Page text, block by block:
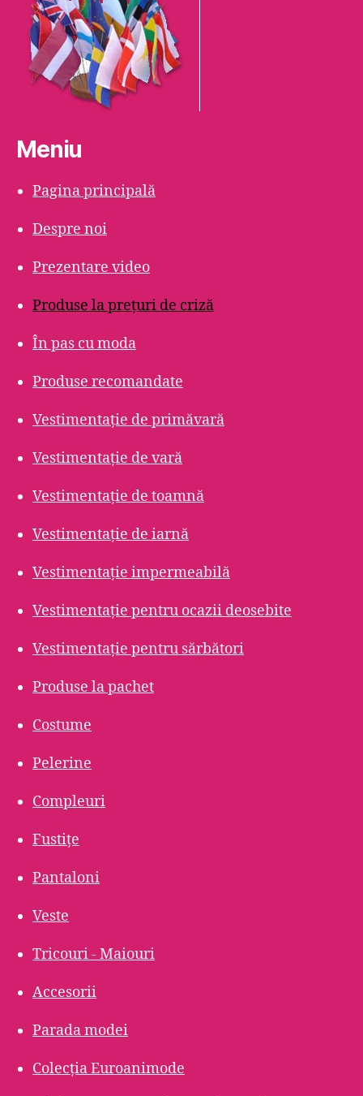
Meniu
Pagina principală
Despre noi
Prezentare video
Produse la prețuri de criză
În pas cu moda
Produse recomandate
Vestimentație de primăvară
Vestimentație de vară
Vestimentație de toamnă
Vestimentație de iarnă
Vestimentație impermeabilă
Vestimentație pentru ocazii deosebite
Vestimentație pentru sărbători
Produse la pachet
Costume
Pelerine
Compleuri
Fustițe
Pantaloni
Veste
Tricouri - Maiouri
Accesorii
Parada modei
Colecția Euroanimode